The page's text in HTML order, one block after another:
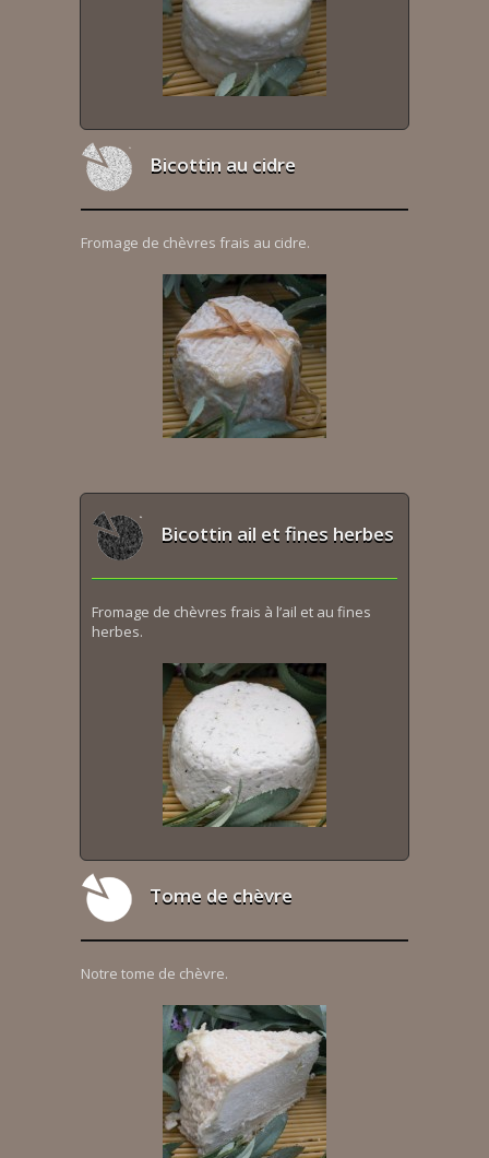
Bicottin au cidre
Fromage de chèvres frais au cidre.
Bicottin ail et fines herbes
Fromage de chèvres frais à l’ail et au fines
herbes.
Tome de chèvre
Notre tome de chèvre.